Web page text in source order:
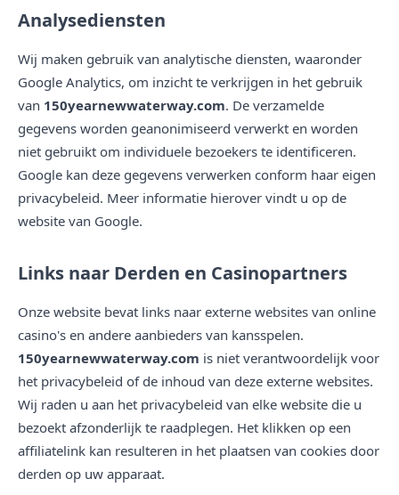
Analysediensten
Wij maken gebruik van analytische diensten, waaronder
Google Analytics, om inzicht te verkrijgen in het gebruik
van 150yearnewwaterway.com. De verzamelde
gegevens worden geanonimiseerd verwerkt en worden
niet gebruikt om individuele bezoekers te identificeren.
Google kan deze gegevens verwerken conform haar eigen
privacybeleid. Meer informatie hierover vindt u op de
website van Google.
Links naar Derden en Casinopartners
Onze website bevat links naar externe websites van online
casino's en andere aanbieders van kansspelen.
150yearnewwaterway.com is niet verantwoordelijk voor
het privacybeleid of de inhoud van deze externe websites.
Wij raden u aan het privacybeleid van elke website die u
bezoekt afzonderlijk te raadplegen. Het klikken op een
affiliatelink kan resulteren in het plaatsen van cookies door
derden op uw apparaat.